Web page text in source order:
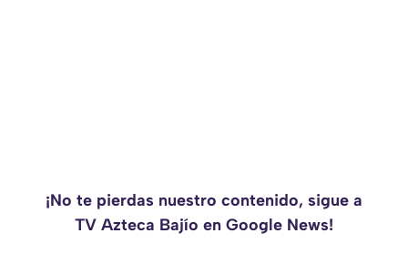
¡No te pierdas nuestro contenido, sigue a
TV Azteca Bajío en Google News!